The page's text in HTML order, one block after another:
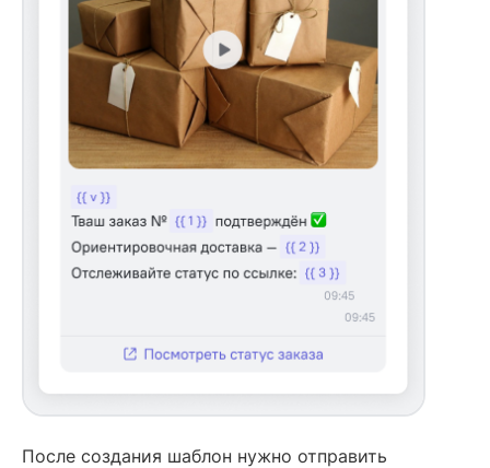
После создания шаблон нужно отправить